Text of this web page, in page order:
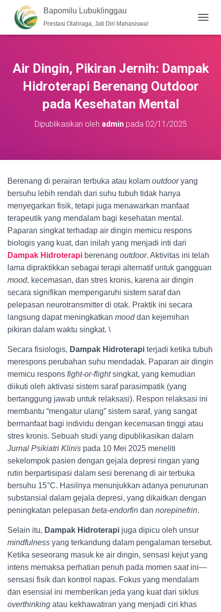
Bapomilu Lubuklinggau
Prestasi Olahraga, Jati Diri Mahasiswa!
O
L
E
Air Dingin, Pikiran Jernih: Dampak
Hidroterapi Berenang Outdoor
pada Kesehatan Mental
Dipublikasikan oleh adminpada 02/11/2025
Berenang di perairan terbuka atau kolam outdooryang
bersuhu lebih rendah dari suhu tubuh tidak hanya
menyegarkan fisik, tetapi juga menawarkan manfaat
terapeutik yang mendalam bagi kesehatan mental.
Paparan singkat terhadap air dingin memicu respons
biologis yang kuat, dan inilah yang menjadi inti dari
Dampak Hidroterapi berenang outdoor. Aktivitas ini telah
lama dipraktikkan sebagai terapi alternatif untuk gangguan
mood, kecemasan, dan stres kronis, karena air dingin
secara signifikan mempengaruhi sistem saraf dan
pelepasan neurotransmitter di otak. Praktik ini secara
langsung dapat meningkatkan mooddan kejernihan
pikiran dalam waktu singkat. \
Secara fisiologis, Dampak Hidroterapi terjadi ketika tubuh
merespons perubahan suhu mendadak. Paparan air dingin
memicu respons fight-or-flightsingkat, yang kemudian
diikuti oleh aktivasi sistem saraf parasimpatik (yang
bertanggung jawab untuk relaksasi). Respon relaksasi ini
membantu “mengatur ulang” sistem saraf, yang sangat
bermanfaat bagi individu dengan kecemasan tinggi atau
stres kronis. Sebuah studi yang dipublikasikan dalam
Jurnal Psikiatri Klinis pada 10 Mei 2025 meneliti
sekelompok pasien dengan gejala depresi ringan yang
rutin berpartisipasi dalam sesi berenang di air terbuka
bersuhu 15°C. Hasilnya menunjukkan adanya penurunan
substansial dalam gejala depresi, yang dikaitkan dengan
peningkatan pelepasan beta-endorfin dan norepinefrin.
Selain itu, Dampak Hidroterapi juga dipicu oleh unsur
mindfulness yang terkandung dalam pengalaman tersebut.
Ketika seseorang masuk ke air dingin, sensasi kejut yang
intens memaksa perhatian penuh pada momen saat ini—
sensasi fisik dan kontrol napas. Fokus yang mendalam
dan esensial ini memberikan jeda yang kuat dari siklus
overthinking atau kekhawatiran yang menjadi ciri khas